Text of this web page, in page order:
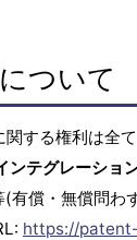
ついて
する権利は全
ンテグレーショ
有償・無償問わ
https://